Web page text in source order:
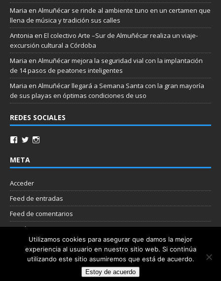
Maria en Almuñécar se rinde al ambiente tuno en un certamen que
llena de música y tradición sus calles
Antonia en El colectivo Arte –Sur de Almuñécar realiza un viaje-
excursión cultural a Córdoba
Maria en Almuñécar mejora la seguridad vial con la implantación
de 14 pasos de peatones inteligentes
Maria en Almuñécar llegará a Semana Santa con la gran mayoría
de sus playas en óptimas condiciones de uso
REDES SOCIALES
META
Acceder
Feed de entradas
Feed de comentarios
WordPress.org
Nube de etiquetas
Copyright © 2026 | Plantilla WordPress por
Utilizamos cookies para asegurar que damos la mejor
experiencia al usuario en nuestro sitio web. Si continúa
utilizando este sitio asumiremos que está de acuerdo.
Estoy de acuerdo